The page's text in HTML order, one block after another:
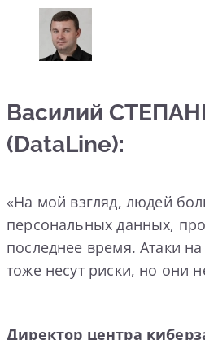
Василий
(DataLine):
«На мой взгляд, людей
персональных данных,
последнее время. Атаки
тоже несут риски, но они
Директор центра